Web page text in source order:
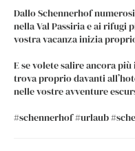
Dallo Schennerhof
nella Val Passiria e ai rifugi
vostra vacanza inizia
E se volete salire ancora
trova proprio davanti
nelle vostre avventure
#schennerhof #urlaub